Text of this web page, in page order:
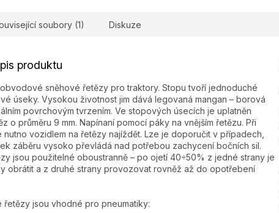
soubory (1) Diskuze
produktu
sněhové řetězy pro traktory. Stopu tvoří jednoduché
úseky. Vysokou životnost jim dává legovaná mangan – borová
povrchovým tvrzením. Ve stopových úsecích je uplatněn
o průměru 9 mm. Napínaní pomocí páky na vnějším řetězu. Při
nutno vozidlem na řetězy najíždět. Lze je doporučit v případech,
záběru vysoko převládá nad potřebou zachycení bočních sil.
jsou použitelné oboustranně – po ojetí 40÷50% z jedné strany je
obrátit a z druhé strany provozovat rovněž až do opotřebení
řetězy jsou vhodné pro pneumatiky: